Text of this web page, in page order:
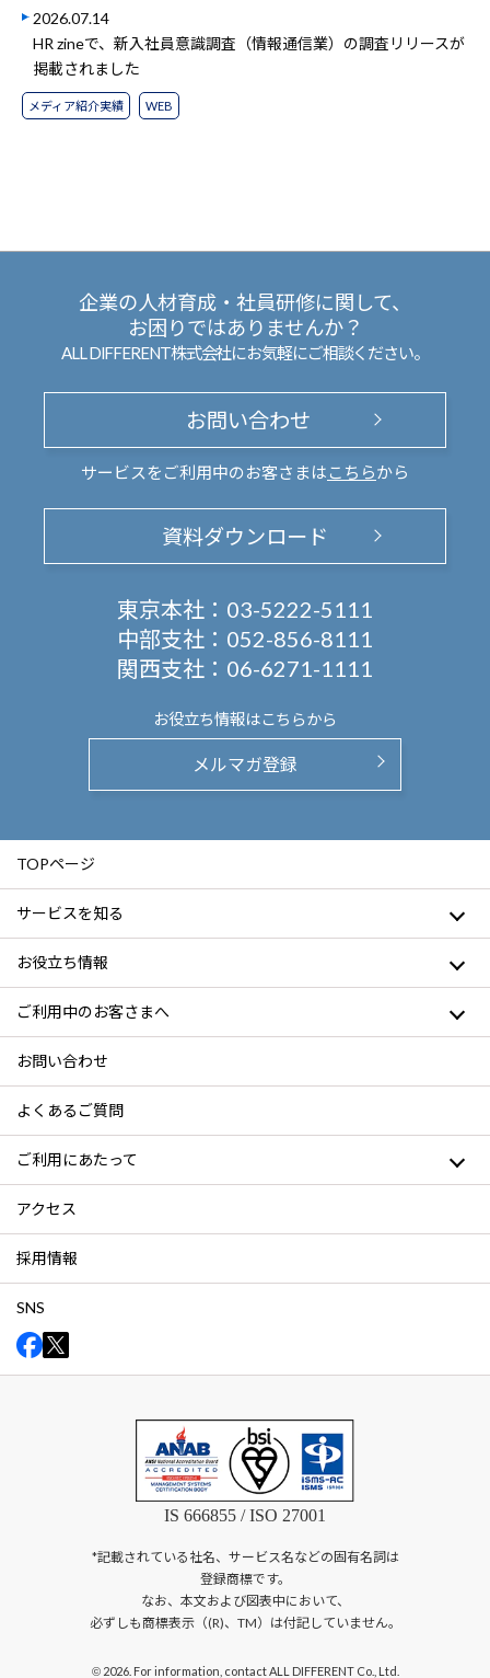
2026.07.14
HR zineで、新入社員意識調査（情報通信業）の調査リリースが
掲載されました
メディア紹介実績 WEB
企業の人材育成・社員研修に関して、
お困りではありませんか？
ALL DIFFERENT株式会社にお気軽にご相談ください。
お問い合わせ
サービスをご利用中のお客さまは こちらから
資料ダウンロード
東京本社： 03-5222-5111
中部支社： 052-856-8111
関西支社： 06-6271-1111
お役立ち情報はこちらから
メルマガ登録
TOPページ
サービスを知る
お役立ち情報
ご利用中のお客さまへ
お問い合わせ
よくあるご質問
ご利用にあたって
アクセス
採用情報
SNS
IS 666855 / ISO 27001
*記載されている社名、サービス名などの固有名詞は
登録商標です。
なお、本文および図表中において、
必ずしも商標表示（(R)、TM）は付記していません。
©2026. For information, contact ALL DIFFERENT Co., Ltd.